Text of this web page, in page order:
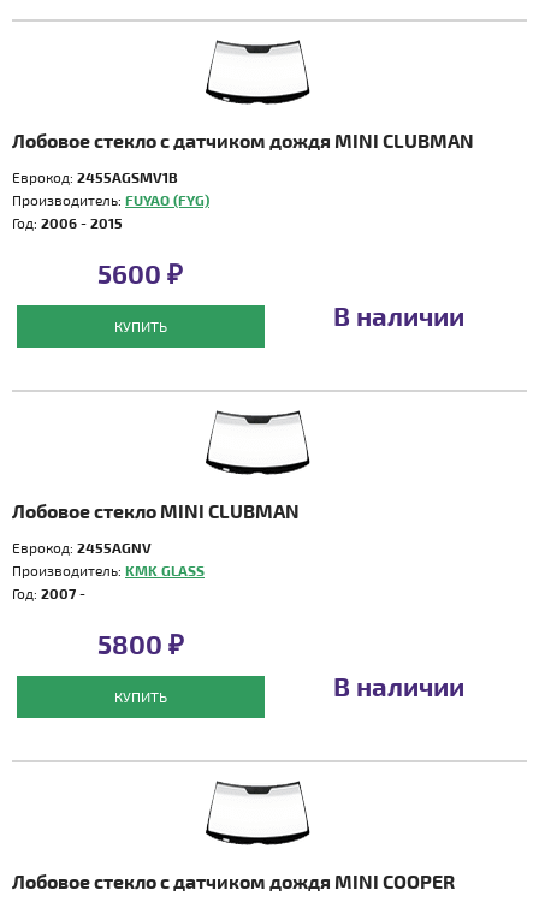
Лобовое стекло с датчиком дождя MINI CLUBMAN
Еврокод: 2455AGSMV1B
Производитель: FUYAO (FYG)
Год: 2006 - 2015
5600 ₽
КУПИТЬ В наличии
Лобовое стекло MINI CLUBMAN
Еврокод: 2455AGNV
Производитель: KMK GLASS
Год: 2007 -
5800 ₽
КУПИТЬ В наличии
Лобовое стекло с датчиком дождя MINI COOPER